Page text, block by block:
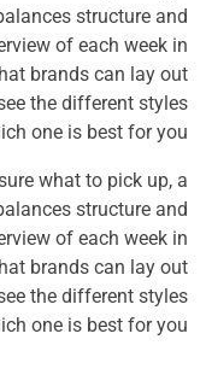
structure and
of each week in
brands can lay out
the different styles
one is best for you.
what to pick up, a
structure and
of each week in
brands can lay out
the different styles
one is best for you.